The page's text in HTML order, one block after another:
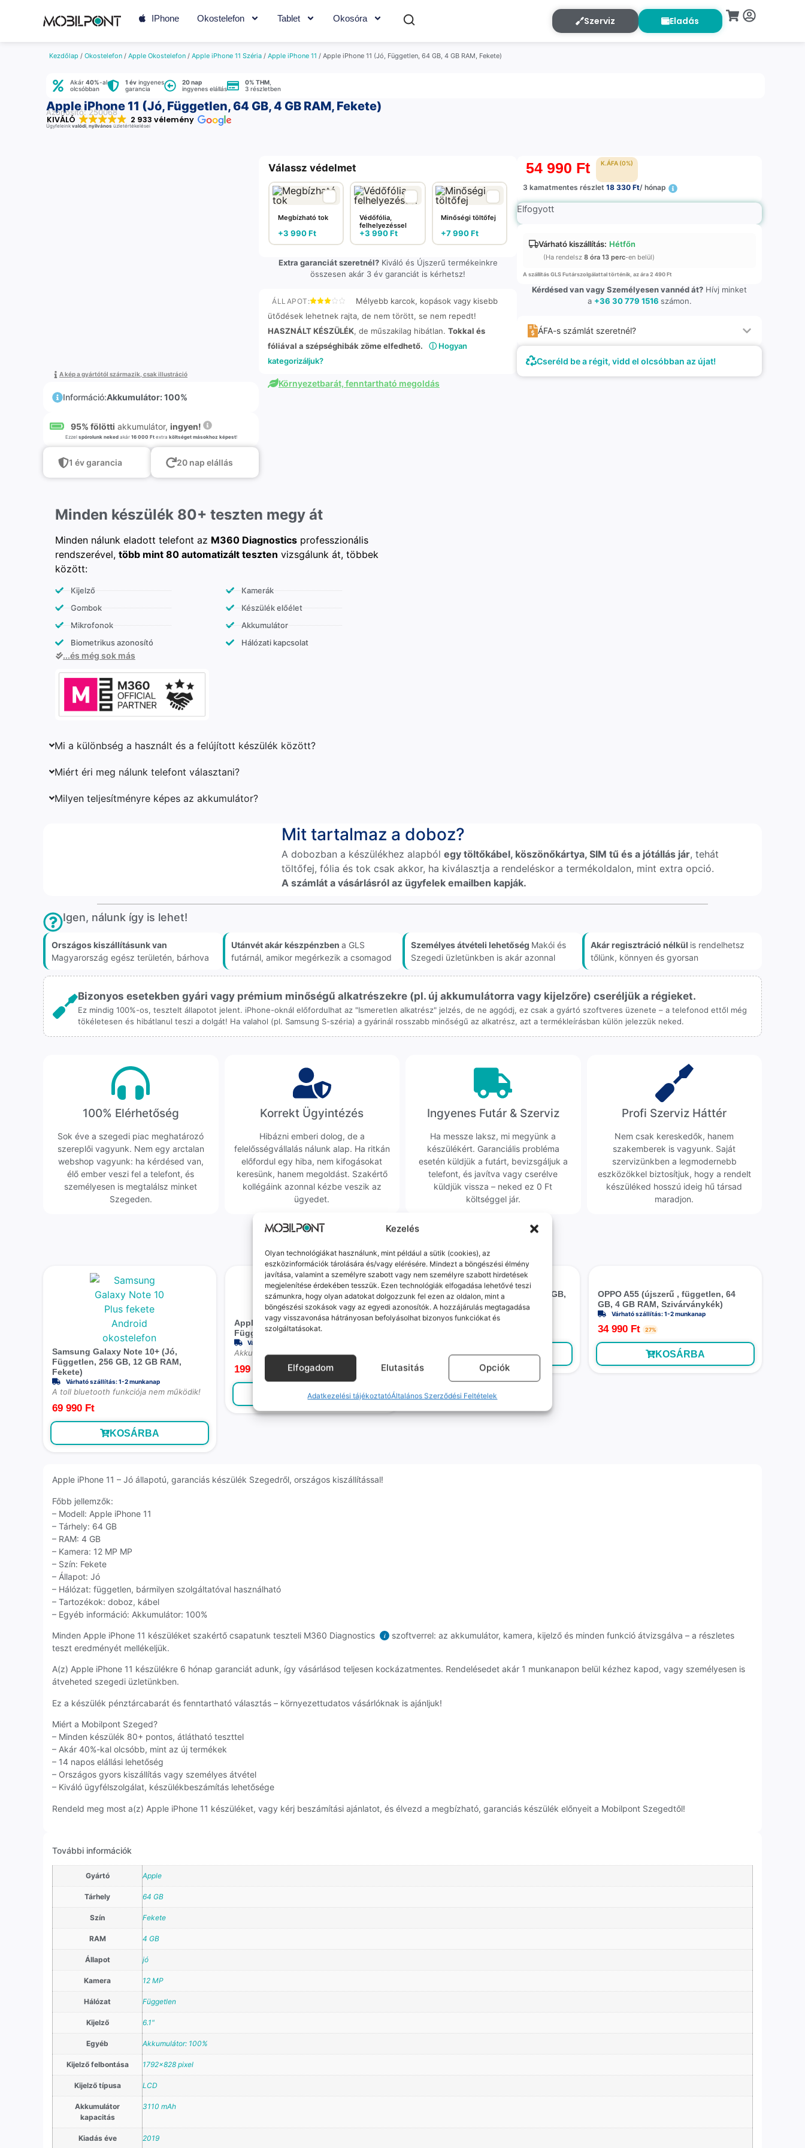
Kezelés
Olyan technológiákat használunk, mint például a sütik (cookies), az
eszközinformációk tárolására és/vagy elérésére. Mindezt a böngészési élmény
javítása, valamint a személyre szabott vagy nem személyre szabott hirdetések
megjelenítése érdekében tesszük. Ezen technológiák elfogadása lehetővé teszi
számunkra, hogy olyan adatokat dolgozzunk fel ezen az oldalon, mint a
böngészési szokások vagy az egyedi azonosítók. A hozzájárulás megtagadása
vagy visszavonása hátrányosan befolyásolhat bizonyos funkciókat és
szolgáltatásokat.
Elfogadom Elutasitás Opciók
Adatkezelési tájékoztatóÁltalános Szerződési Feltételek
IPhone Okostelefon Tablet Okosóra Szerviz Eladás
Kezdőlap / Okostelefon / Apple Okostelefon / Apple iPhone 11 Széria / Apple iPhone 11 / Apple iPhone 11 (Jó, Független, 64 GB, 4 GB RAM, Fekete)
Akár 40%-al
olcsóbban
1 év ingyenes
garancia
20 nap
ingyenes elállás
0% THM
3 részletben
Apple iPhone 11 (Jó, Független, 64 GB, 4 GB RAM, Fekete)
Azonosító: 250068
KIVÁLÓ 2 933 vélemény
Ügyfeleink valódi, nyilvános üzletértékelései
A kép a gyártótól származik, csak illustráció
Információ:Akkumulátor: 100%
95% fölötti akkumulátor, ingyen!
Ezzel spórolunk nekedakár 16 000 Ftextra költséget másokhoz képest!
1 év garancia 20 nap elállás
Válassz védelmet
Megbízható tok
+3 990Ft
Védőfólia,
felhelyezéssel
+3 990Ft
Minőségi töltőfej
+7 990Ft
Extra garanciát szeretnél?Kiváló és Újszerű termékeinkre
összesen akár 3 év garanciát is kérhetsz!
ÁLLAPOT:
Mélyebb karcok, kopások vagy kisebb
ütődések lehetnek rajta, de nem törött, se nem repedt!
HASZNÁLT KÉSZÜLÉK, de műszakilag hibátlan. Tokkal és
fóliával a szépséghibák zöme elfedhető.
ⓘ Hogyan
kategorizáljuk?
Környezetbarát, fenntartható megoldás
54 990 Ft K.ÁFA (0%)
3 kamatmentes részlet18 330 Ft/ hónap
Elfogyott
Várható kiszállítás: Hétfőn
(Ha rendelsz8 óra 13 perc-en belül)
A szállítás GLS Futárszolgálattal történik, az ára 2 490 Ft
Kérdésed van vagy Személyesen vannéd át? Hívj minket
a +36 30 779 1516 számon.
ÁFA-s számlát szeretnél?
Cseréld be a régit, vidd el olcsóbban az újat!
Minden készülék 80+ teszten megy át
Minden nálunk eladott telefont az M360 Diagnostics professzionális
rendszerével, több mint 80 automatizált teszten vizsgálunk át, többek
között:
Kijelző
Gombok
Mikrofonok
Biometrikus azonosító
Kamerák
Készülék előélet
Akkumulátor
Hálózati kapcsolat
...és még sok más
Mi a különbség a használt és a felújított készülék között?
Miért éri meg nálunk telefont választani?
Milyen teljesítményre képes az akkumulátor?
Mit tartalmaz a doboz?
A dobozban a készülékhez alapból egy töltőkábel, köszönőkártya, SIM tű és a jótállás jár, tehát
töltőfej, fólia és tok csak akkor, ha kiválasztja a rendeléskor a termékoldalon, mint extra opció.
A számlát a vásárlásról az ügyfelek emailben kapják.
Igen, nálunk így is lehet!
Országos kiszállításunk van
Magyarország egész területén, bárhova
Utánvét akár készpénzben a GLS
futárnál, amikor megérkezik a csomagod
Személyes átvételi lehetőség Makói és
Szegedi üzletünkben is akár azonnal
Akár regisztráció nélkül is rendelhetsz
tőlünk, könnyen és gyorsan
Bizonyos esetekben gyári vagy prémium minőségű alkatrészekre (pl. új akkumulátorra vagy kijelzőre) cseréljük a régieket.
Ez mindig 100%-os, tesztelt állapotot jelent. iPhone-oknál előfordulhat az "Ismeretlen alkatrész" jelzés, de ne aggódj, ez csak a gyártó szoftveres üzenete – a telefonod ettől még
tökéletesen és hibátlanul teszi a dolgát! Ha valahol (pl. Samsung S-széria) a gyárinál rosszabb minőségű az alkatrész, azt a termékleírásban külön jelezzük neked.
100% Elérhetőség
Sok éve a szegedi piac meghatározó
szereplői vagyunk. Nem egy arctalan
webshop vagyunk: ha kérdésed van,
élő ember veszi fel a telefont, és
személyesen is megtalálsz minket
Szegeden.
Korrekt Ügyintézés
Hibázni emberi dolog, de a
felelősségvállalás nálunk alap. Ha ritkán
előfordul egy hiba, nem kifogásokat
keresünk, hanem megoldást. Szakértő
kollégáink azonnal kézbe veszik az
ügyedet.
Ingyenes Futár & Szerviz
Ha messze laksz, mi megyünk a
készülékért. Garanciális probléma
esetén küldjük a futárt, bevizsgáljuk a
telefont, és javítva vagy cserélve
küldjük vissza – neked ez 0 Ft
költséggel jár.
Profi Szerviz Háttér
Nem csak kereskedők, hanem
szakemberek is vagyunk. Saját
szervizünkben a legmodernebb
eszközökkel biztosítjuk, hogy a rendelt
készüléked hosszú ideig hű társad
maradjon.
Mások ezeket is megnézték
Samsung Galaxy Note 10+ (Jó,
Független, 256 GB, 12 GB RAM,
Fekete)
Várható szállítás: 1-2 munkanap
A toll bluetooth funkciója nem működik!
69 990 Ft
KOSÁRBA
100%
Prémium
Apple iPhone 14 Pro Max (jó,
Független, 128 GB, 6 GB RAM, Lila)
Várható szállítás: 1-2 munkanap
Akkumulátor: 100%, Csak eSIM!
199 990
KOSÁRBA
OPPO A55 (kiváló , független, 64 GB,
4 GB RAM, Szivárványkék)
Várható szállítás: 1-2 munkanap
KOSÁRBA
OPPO A55 (újszerű , független, 64
GB, 4 GB RAM, Szivárványkék)
Várható szállítás: 1-2 munkanap
34 990 Ft 27%
KOSÁRBA
Apple iPhone 11 – Jó állapotú, garanciás készülék Szegedről, országos kiszállítással!
Főbb jellemzők:
– Modell: Apple iPhone 11
– Tárhely: 64 GB
– RAM: 4 GB
– Kamera: 12 MP MP
– Szín: Fekete
– Állapot: Jó
– Hálózat: független, bármilyen szolgáltatóval használható
– Tartozékok: doboz, kábel
– Egyéb információ: Akkumulátor: 100%
Minden Apple iPhone 11 készüléket szakértő csapatunk teszteli M360 Diagnostics i
szoftverrel: az akkumulátor, kamera, kijelző és minden funkció átvizsgálva – a részletes
teszt eredményét mellékeljük.
A(z) Apple iPhone 11 készülékre 6 hónap garanciát adunk, így vásárlásod teljesen kockázatmentes. Rendelésedet akár 1 munkanapon belül kézhez kapod, vagy személyesen is
átveheted szegedi üzletünkben.
Ez a készülék pénztárcabarát és fenntartható választás – környezettudatos vásárlóknak is ajánljuk!
Miért a Mobilpont Szeged?
– Minden készülék 80+ pontos, átlátható teszttel
– Akár 40%-kal olcsóbb, mint az új termékek
– 14 napos elállási lehetőség
– Országos gyors kiszállítás vagy személyes átvétel
– Kiváló ügyfélszolgálat, készülékbeszámítás lehetősége
Rendeld meg most a(z) Apple iPhone 11 készüléket, vagy kérj beszámítási ajánlatot, és élvezd a megbízható, garanciás készülék előnyeit a Mobilpont Szegedtől!
További információk
Gyártó Apple
Tárhely 64 GB
Szín Fekete
RAM 4 GB
Állapot jó
Kamera 12 MP
Hálózat Független
Kijelző 6.1"
Egyéb Akkumulátor: 100%
Kijelző felbontása 1792×828 pixel
Kijelző típusa LCD
Akkumulátor
kapacitás
3110 mAh
Kiadás éve 2019